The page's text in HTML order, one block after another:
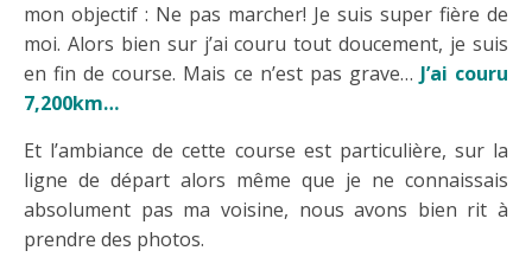
mon objectif : Ne pas marcher! Je suis super fière de
moi. Alors bien sur j’ai couru tout doucement, je suis
en fin de course. Mais ce n’est pas grave… J’ai couru
7,200km…
Et l’ambiance de cette course est particulière, sur la
ligne de départ alors même que je ne connaissais
absolument pas ma voisine, nous avons bien rit à
prendre des photos.